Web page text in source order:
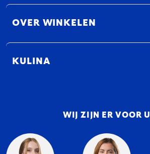
OVER WINKELEN
KULINA
WIJ ZIJN ER VOOR U